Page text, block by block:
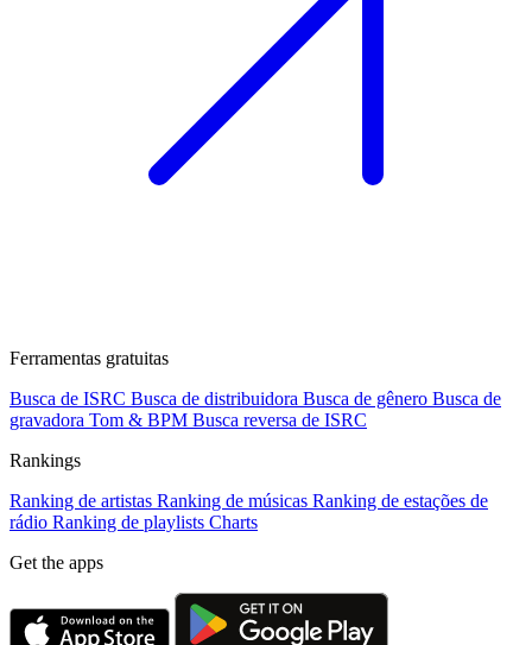
Ferramentas gratuitas
Busca de ISRC Busca de distribuidora Busca de gênero Busca de
gravadora Tom & BPM Busca reversa de ISRC
Rankings
Ranking de artistas Ranking de músicas Ranking de estações de
rádio Ranking de playlists Charts
Get the apps